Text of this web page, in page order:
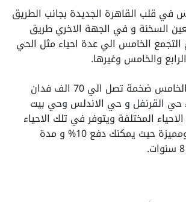
في قلب القاهرة الجديدة بجانب الطريق
السخنة و في الجهة الاخري طريق
الخامس الي عدة احياء مثل الحي
والخامس وغيرها.
ومساحة التجمع الخامس ضخمة تصل الي 70 الف فدان
حي القرنفل و حي الاندلس وحي بيت
المختلفة ويتوفر في تلك الاحياء
انظمة دفع مرنة ومميزة حيث يمكنك دفع 10% و مدة